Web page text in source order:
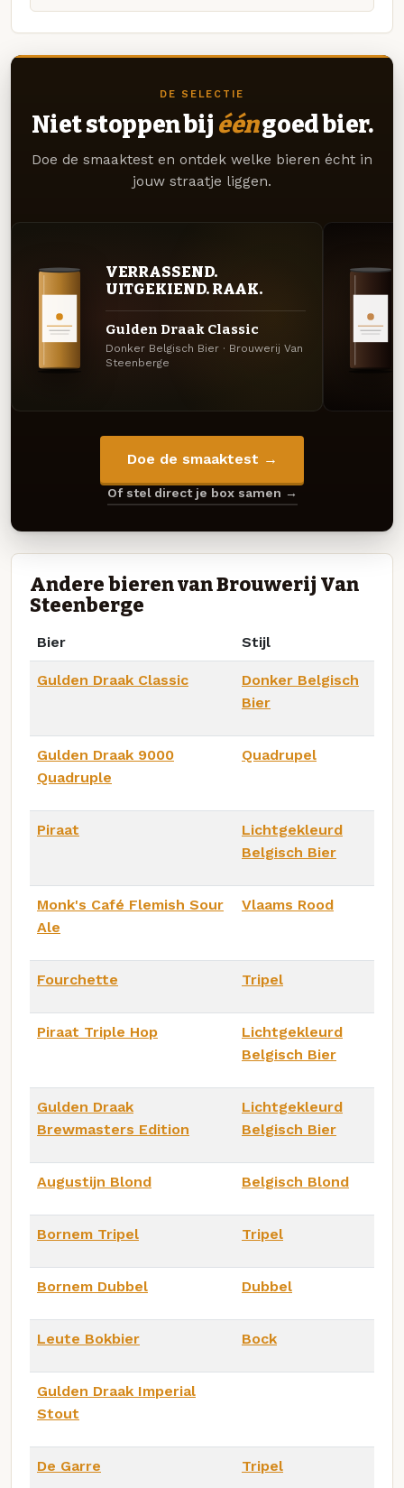
DE SELECTIE
Niet stoppen bij ééngoed bier.
Doe de smaaktest en ontdek welke bieren écht in
jouw straatje liggen.
VERRASSEND.
UITGEKIEND. RAAK.
Gulden Draak Classic
Donker Belgisch Bier · Brouwerij Van
Steenberge
Doe de smaaktest →
Of stel direct je box samen →
Andere bieren van Brouwerij Van
Steenberge
Bier Stijl
Gulden Draak Classic
Donker Belgisch
Bier
Gulden Draak 9000
Quadruple
Quadrupel
Piraat
Lichtgekleurd
Belgisch Bier
Monk's Café Flemish Sour
Ale
Vlaams Rood
Fourchette Tripel
Piraat Triple Hop
Lichtgekleurd
Belgisch Bier
Gulden Draak
Brewmasters Edition
Lichtgekleurd
Belgisch Bier
Augustijn Blond Belgisch Blond
Bornem Tripel Tripel
Bornem Dubbel Dubbel
Leute Bokbier Bock
Gulden Draak Imperial
Stout
De Garre Tripel